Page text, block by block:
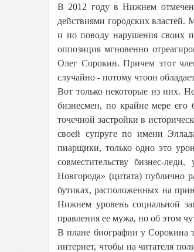
В 2012 году в Нижнем
действиями городских властей.
и по поводу нарушения своих
оппозиция мгновенно
Олег Сорокин. Причем этот
случайно - потому чтоон
Вот только некоторые из них.
бизнесмен, по крайне мере его
точечной застройки в
своей супруге по имени
пиарщики, только одно это
совместительству бизнес-
Новгорода» (цитата) публично
бутиках, расположенных на
Нижнем уровень социальной
правления ее мужа, но об этом
В плане биографии у Сорокина
интернет, чтобы на читателя